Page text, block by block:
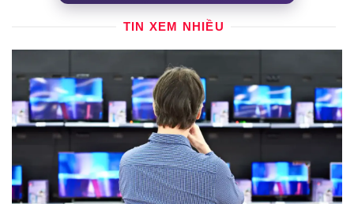
TIN XEM NHIỀU